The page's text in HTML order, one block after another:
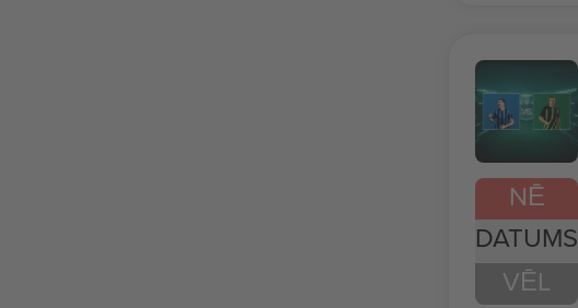
NĒ
DATUMS
VĒL